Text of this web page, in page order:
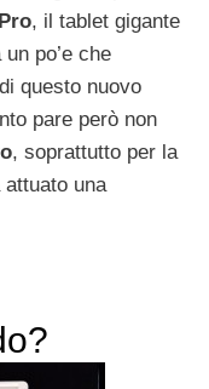
, il tablet gigante
po’e che
questo nuovo
pare però non
, soprattutto per la
una